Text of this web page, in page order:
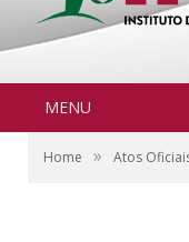
MENU
Home » Atos